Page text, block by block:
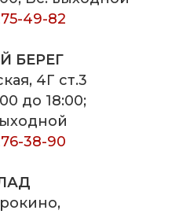
49-82
БЕРЕГ
4Г ст.3
до 18:00;
38-90